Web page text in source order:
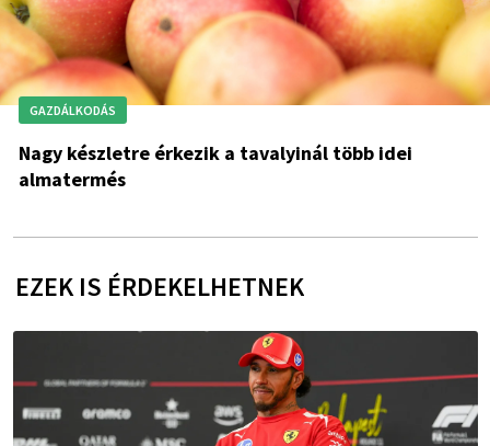
GAZDÁLKODÁS
Nagy készletre érkezik a tavalyinál több idei
almatermés
EZEK IS ÉRDEKELHETNEK